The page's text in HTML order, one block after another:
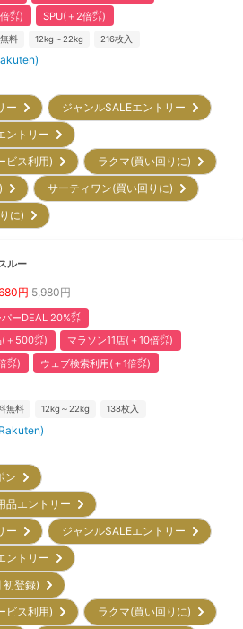
㌽)
SPU(＋2倍㌽)
料 12kg～22kg 216枚入
ー
ジャンルSALEエントリー
ントリー
ビス利用)
ラクマ(買い回りに)
)
サーティワン(買い回りに)
りに)
ルー
円 5,980円
パーDEAL 20%㌽
(＋500㌽)
マラソン11店(＋10倍㌽)
㌽)
ウェブ検索利用(＋1倍㌽)
無料 12kg～22kg 138枚入
ン
品エントリー
ー
ジャンルSALEエントリー
ントリー
初登録)
ビス利用)
ラクマ(買い回りに)